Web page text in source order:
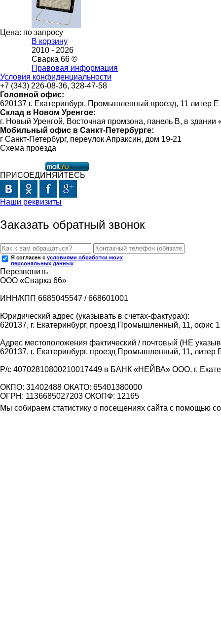
Цена: по запросу
В корзину
2010 - 2026
Сварка 66 ©
Правовая информация
Условия конфиденциальности
+7 (343) 226-08-36, 328-47-58
Головной офис:
620137 г. Екатеринбург, Промышленный проезд, 11 литер Е
Склад в Новом Уренгое:
г. Новый Уренгой, Восточная промзона, панель В, в
Мобильный офис в Санкт-Петербурге:
г Санкт-Петербург, переулок Апраксин, дом 19-21
Схема проезда
ПРИСОЕДИНЯЙТЕСЬ
Наши реквизиты
Заказать обратный звонок
Я согласен с условиями обработки моих
персональных данных
Перезвонить
ООО «Сварка 66»
ИНН/КПП 6685045547 / 668601001
Юридический адрес (указывать в счетах-фактурах):
620137, г. Екатеринбург, проезд Промышленный, 11, офис 1
Адрес местоположения фактический / почтовый (НЕ
620137, г. Екатеринбург, проезд Промышленный, 11, литер
Р/с 40702810800210017449 в БАНК «НЕЙВА» ООО, г.
ОКПО: 31402488 ОКАТО: 65401380000
ОГРН: 1136685027203 ОКОПФ: 12165
Мы собираем статистику о посещениях сайта с помощью